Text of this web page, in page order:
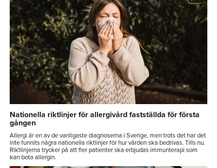
Nationella riktlinjer för allergivård fastställda för första
gången
Allergi är en av de vanligaste diagnoserna i Sverige, men trots det har det
inte funnits några nationella riktlinjer för hur vården ska bedrivas. Tills nu.
Riktlinjerna trycker på att fler patienter ska erbjudas immunterapi som
kan bota allergin.